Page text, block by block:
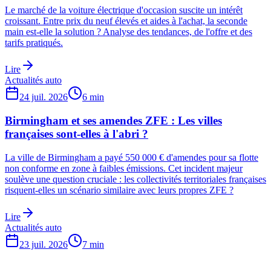
Le marché de la voiture électrique d'occasion suscite un intérêt
croissant. Entre prix du neuf élevés et aides à l'achat, la seconde
main est-elle la solution ? Analyse des tendances, de l'offre et des
tarifs pratiqués.
Lire
Actualités auto
24 juil. 2026
6 min
Birmingham et ses amendes ZFE : Les villes
françaises sont-elles à l'abri ?
La ville de Birmingham a payé 550 000 € d'amendes pour sa flotte
non conforme en zone à faibles émissions. Cet incident majeur
soulève une question cruciale : les collectivités territoriales françaises
risquent-elles un scénario similaire avec leurs propres ZFE ?
Lire
Actualités auto
23 juil. 2026
7 min